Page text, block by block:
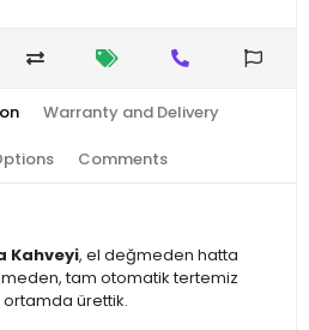
Warranty and Delivery
Comments
Kahveyi, el değmeden hatta
tam otomatik tertemiz
ürettik.